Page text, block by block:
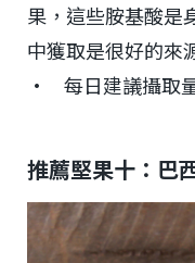
果，這些胺基酸是
中獲取是很好的來
• 每日建議攝取
推薦堅果十：巴